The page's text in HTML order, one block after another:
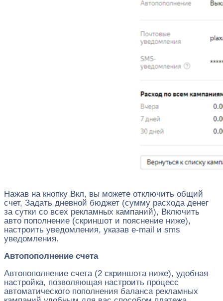
Нажав на кнопку Вкл, вы можете отключить общий
счет, Задать дневной бюджет (сумму расхода денег
за сутки со всех рекламных кампаний), Включить
авто пополнение (скриншот и пояснение ниже),
настроить уведомления, указав e-mail и sms
уведомления.
Автопополнение счета
Автопополнение счета (2 скриншота ниже), удобная
настройка, позволяющая настроить процесс
автоматического пополнения баланса рекламных